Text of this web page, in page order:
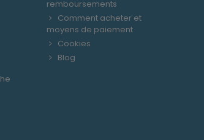
remboursements
Comment acheter et
moyens de paiement
Cookies
Blog